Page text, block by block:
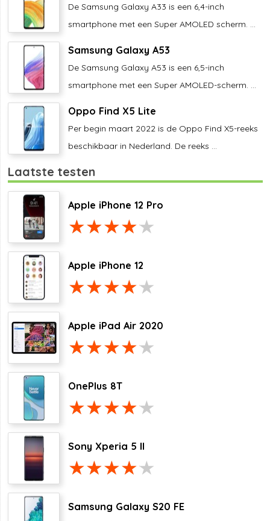
De Samsung Galaxy A33 is een 6,4-inch
smartphone met een Super AMOLED scherm. ...
Samsung Galaxy A53
De Samsung Galaxy A53 is een 6,5-inch
smartphone met een Super AMOLED-scherm. ...
Oppo Find X5 Lite
Per begin maart 2022 is de Oppo Find X5-reeks
beschikbaar in Nederland. De reeks ...
Laatste testen
Apple iPhone 12 Pro
Apple iPhone 12
Apple iPad Air 2020
OnePlus 8T
Sony Xperia 5 II
Samsung Galaxy S20 FE